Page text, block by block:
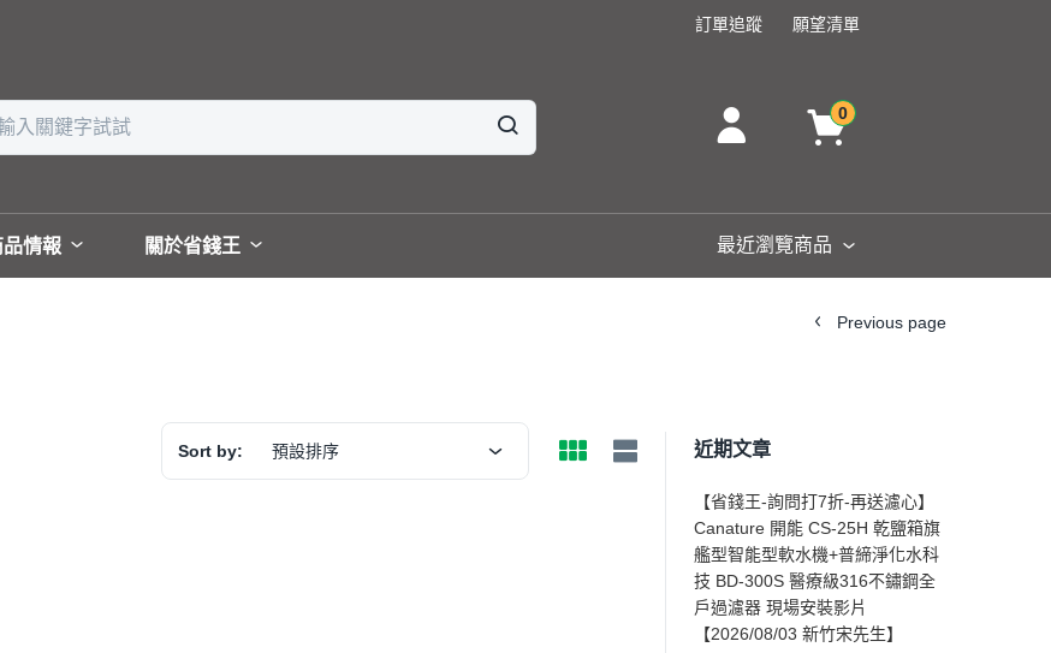
訂單追蹤 願望清單
0
品情報 關於省錢王 最近瀏覽商品
Previous page
Sort by: 預設排序 近期文章
【省錢王-詢問打7折-再送濾心】
Canature 開能 CS-25H 乾鹽箱旗
艦型智能型軟水機+普締淨化水科
技 BD-300S 醫療級316不鏽鋼全
戶過濾器 現場安裝影片
【2026/08/03 新竹宋先生】